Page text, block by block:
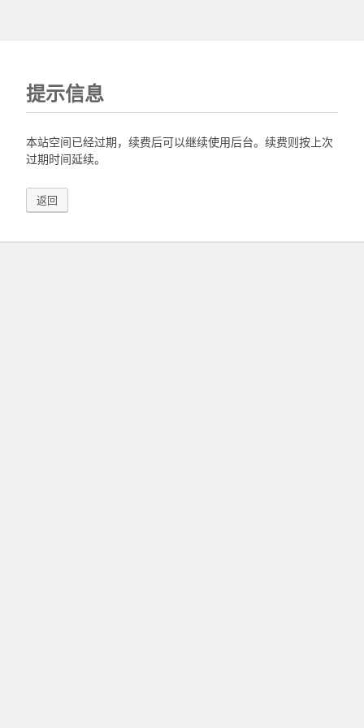
提示信息
本站空间已经过期，续费后可以继续使用后台。续费则按上次
过期时间延续。
返回